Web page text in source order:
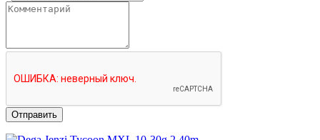
Отправить